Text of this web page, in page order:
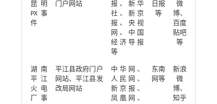
昆明
PX事
件
门户网站
报、新华
社、新京
报、央视
网、中国
经济导报
等
日报
等
微
博、
百度
贴吧
等
湖南
平江
火电
厂事
平江县政府门户
网站、平江县发
改局网站
中华网、
人民网、
新京报、
凤凰网、
东南
网等
新浪
微
博、
知乎